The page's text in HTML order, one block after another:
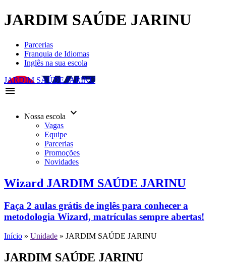
JARDIM SAÚDE JARINU
Parcerias
Franquia de Idiomas
Inglês na sua escola
JARDIM SAÚDE JARINU
menu
Nossa escola keyboard_arrow_down
Vagas
Equipe
Parcerias
Promoções
Novidades
Wizard JARDIM SAÚDE JARINU
Faça 2 aulas grátis de inglês para conhecer a
metodologia Wizard, matrículas sempre abertas!
Início » Unidade » JARDIM SAÚDE JARINU
JARDIM SAÚDE JARINU